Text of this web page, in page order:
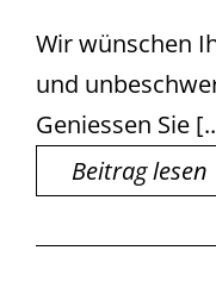
Wir wünschen
und
Geniessen Sie
Beitrag lesen